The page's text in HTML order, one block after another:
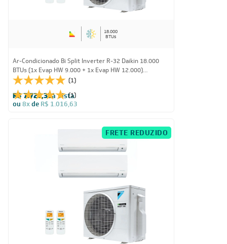
18.000
BTUs
Ar-Condicionado Bi Split Inverter R-32 Daikin 18.000
BTUs (1x Evap HW 9.000 + 1x Evap HW 12.000)
Quente/Frio 220V
(1)
(1)
R$ 7.726,35à vista
ou 8xde R$ 1.016,63
FRETE REDUZIDO